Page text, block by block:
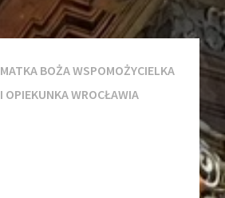
MATKA BOŻA WSPOMOŻYCIELKA
I OPIEKUNKA WROCŁAWIA